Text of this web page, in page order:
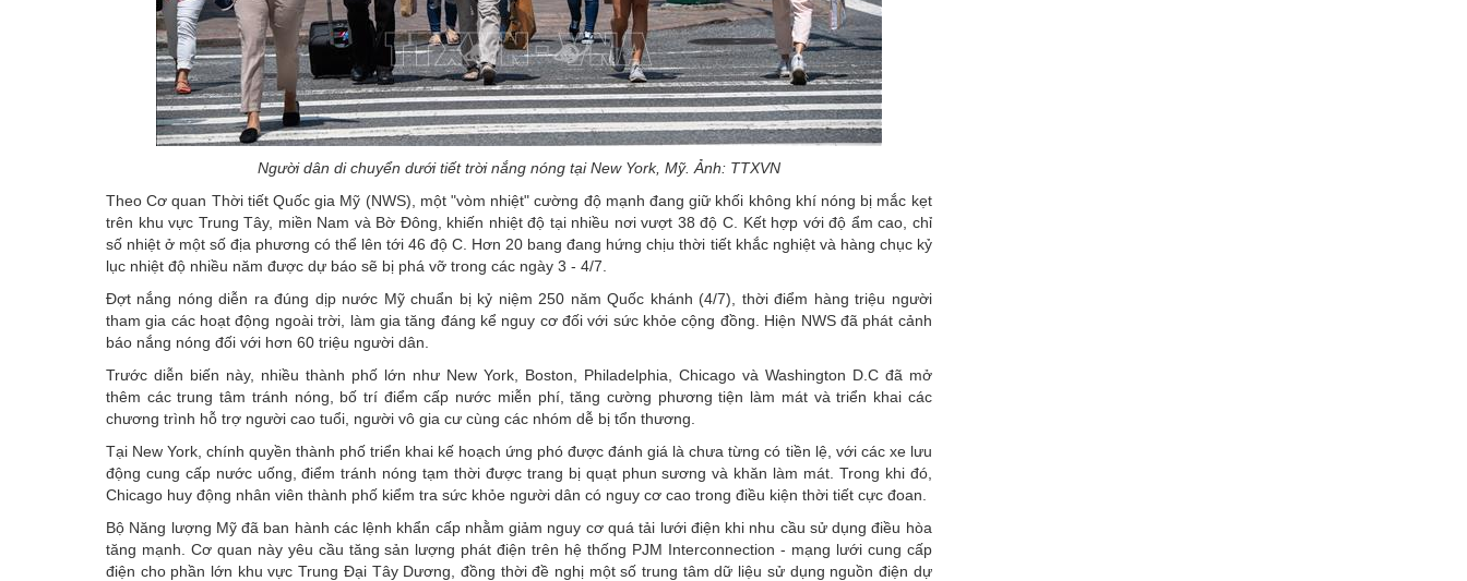
Người dân di chuyển dưới tiết trời nắng nóng tại New York, Mỹ. Ảnh: TTXVN
Theo Cơ quan Thời tiết Quốc gia Mỹ (NWS), một "vòm nhiệt" cường độ mạnh đang giữ khối không khí nóng bị mắc kẹt
trên khu vực Trung Tây, miền Nam và Bờ Đông, khiến nhiệt độ tại nhiều nơi vượt 38 độ C. Kết hợp với độ ẩm cao, chỉ
số nhiệt ở một số địa phương có thể lên tới 46 độ C. Hơn 20 bang đang hứng chịu thời tiết khắc nghiệt và hàng chục kỷ
lục nhiệt độ nhiều năm được dự báo sẽ bị phá vỡ trong các ngày 3 - 4/7.
Đợt nắng nóng diễn ra đúng dịp nước Mỹ chuẩn bị kỷ niệm 250 năm Quốc khánh (4/7), thời điểm hàng triệu người
tham gia các hoạt động ngoài trời, làm gia tăng đáng kể nguy cơ đối với sức khỏe cộng đồng. Hiện NWS đã phát cảnh
báo nắng nóng đối với hơn 60 triệu người dân.
Trước diễn biến này, nhiều thành phố lớn như New York, Boston, Philadelphia, Chicago và Washington D.C đã mở
thêm các trung tâm tránh nóng, bố trí điểm cấp nước miễn phí, tăng cường phương tiện làm mát và triển khai các
chương trình hỗ trợ người cao tuổi, người vô gia cư cùng các nhóm dễ bị tổn thương.
Tại New York, chính quyền thành phố triển khai kế hoạch ứng phó được đánh giá là chưa từng có tiền lệ, với các xe lưu
động cung cấp nước uống, điểm tránh nóng tạm thời được trang bị quạt phun sương và khăn làm mát. Trong khi đó,
Chicago huy động nhân viên thành phố kiểm tra sức khỏe người dân có nguy cơ cao trong điều kiện thời tiết cực đoan.
Bộ Năng lượng Mỹđã ban hành các lệnh khẩn cấp nhằm giảm nguy cơ quá tải lưới điện khi nhu cầu sử dụng điều hòa
tăng mạnh. Cơ quan này yêu cầu tăng sản lượng phát điện trên hệ thống PJM Interconnection - mạng lưới cung cấp
điện cho phần lớn khu vực Trung Đại Tây Dương, đồng thời đề nghị một số trung tâm dữ liệu sử dụng nguồn điện dự